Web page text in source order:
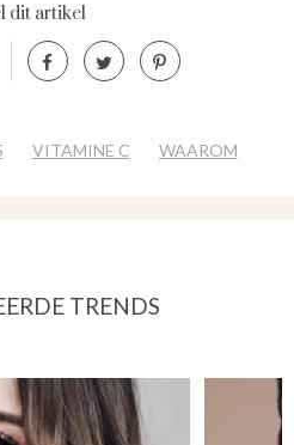
dit artikel
VITAMINE C WAAROM
TRENDS